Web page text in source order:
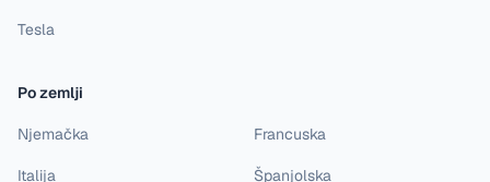
Tesla
Po zemlji
Njemačka Francuska
Italija Španjolska